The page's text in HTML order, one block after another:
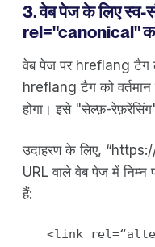
3. वेब पेज के लिए स्व-
rel="canonical"
वेब पेज पर hreflang
hreflang टैग को वर्तमान
होगा। इसे "सेल्फ़-
उदाहरण के लिए,
URL वाले वेब पेज में
हैं:
<link